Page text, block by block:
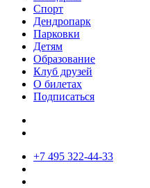
Спорт
Дендропарк
Парковки
Детям
Образование
Клуб друзей
О билетах
Подписаться
+7 495 322-44-33